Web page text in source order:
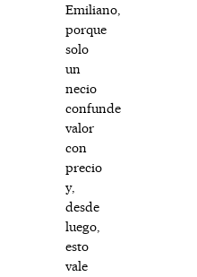
Emiliano,
porque
solo
un
necio
confunde
valor
con
precio
y,
desde
luego,
esto
vale